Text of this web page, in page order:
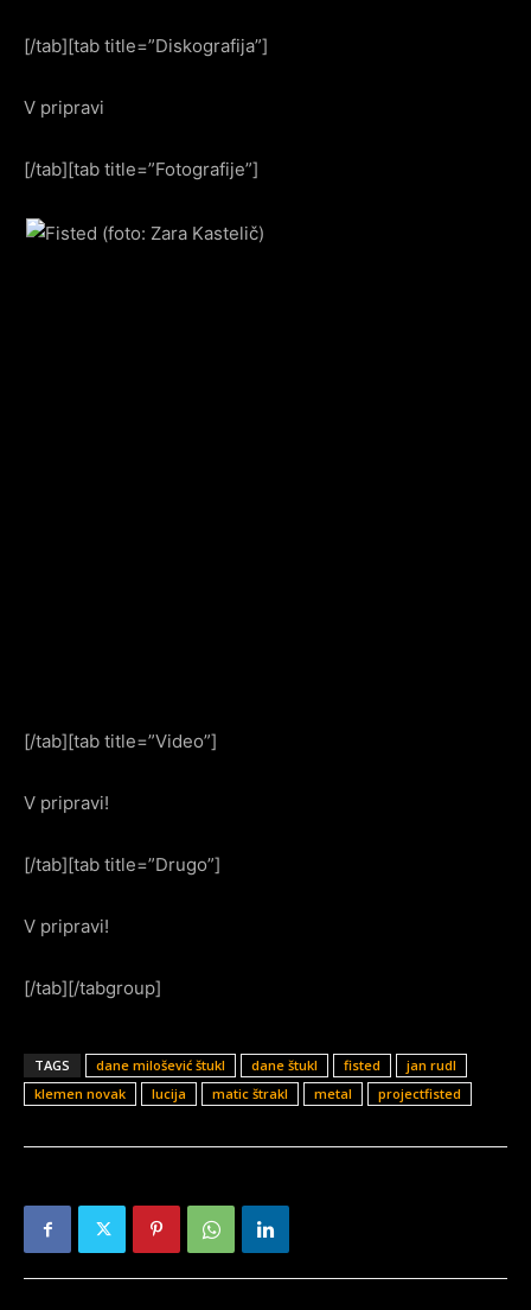
[/tab][tab title=”Diskografija”]
V pripravi
[/tab][tab title=”Fotografije”]
[/tab][tab title=”Video”]
V pripravi!
[/tab][tab title=”Drugo”]
V pripravi!
[/tab][/tabgroup]
TAGS dane milošević štukl dane štukl fisted
jan rudl
klemen novak
lucija matic štrakl metal projectfisted